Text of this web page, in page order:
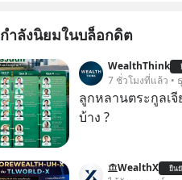
กำลังนิยมในบล็อกดิต
WealthThink
7 ชั่วโมงที่แล้ว •
ลูกหลานตระกูลเ
บ้าง ?
WealthX ยืน